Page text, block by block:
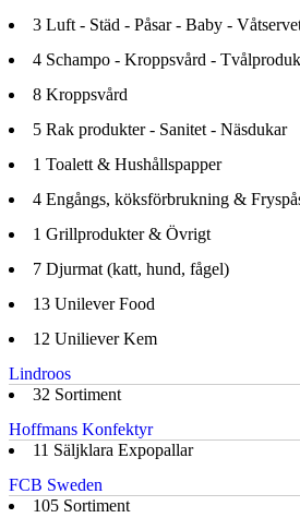
3 Luft - Städ - Påsar - Baby -
4 Schampo - Kroppsvård -
8 Kroppsvård
5 Rak produkter - Sanitet - Näsdukar
1 Toalett & Hushållspapper
4 Engångs, köksförbrukning &
1 Grillprodukter & Övrigt
7 Djurmat (katt, hund, fågel)
13 Unilever Food
12 Uniliever Kem
Lindroos
32 Sortiment
Hoffmans Konfektyr
11 Säljklara Expopallar
FCB Sweden
105 Sortiment